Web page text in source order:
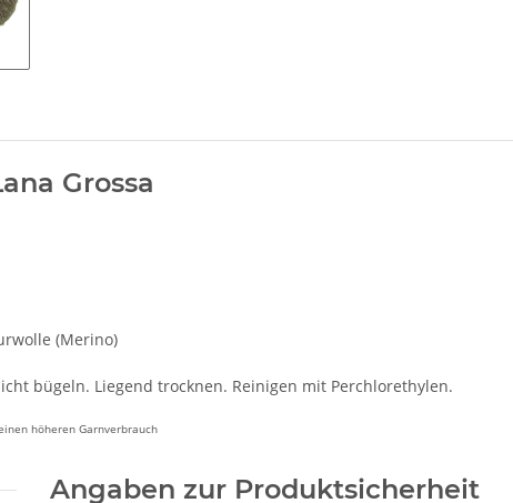
Grossa
(Merino)
bügeln. Liegend trocknen. Reinigen mit Perchlorethylen.
höheren Garnverbrauch
Angaben zur Produktsicherheit